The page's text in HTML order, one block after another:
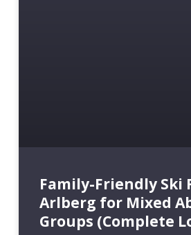
Family-Friendly Ski
Arlberg for Mixed
Groups (Complete